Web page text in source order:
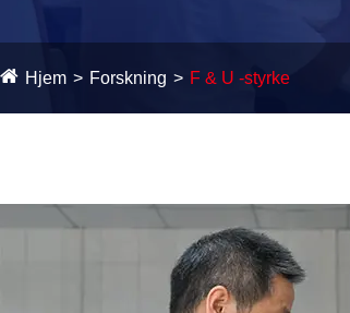
Hjem Forskning F & U -styrke